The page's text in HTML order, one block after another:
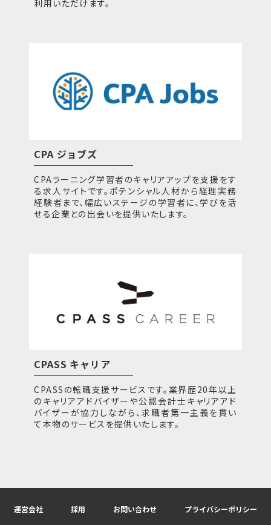
利用いただけます。
CPA ジョブズ
CPAラーニング学習者のキャリアアップを支援をす
る求人サイトです。ポテンシャル人材から経理実務
経験者まで、幅広いステージの学習者に、学びを活
せる企業との出会いを提供いたします。
CPASS キャリア
CPASSの転職支援サービスです。業界歴20年以上
のキャリアアドバイザーや公認会計士キャリアアド
バイザーが協力しながら、求職者第一主義を貫い
て本物のサービスを提供いたします。
運営会社 採用 お問い合わせ プライバシーポリシー